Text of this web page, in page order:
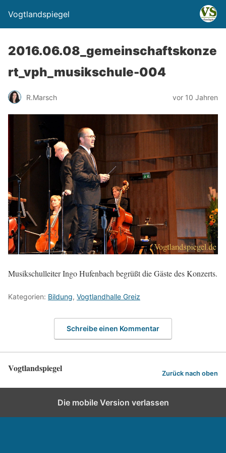
Vogtlandspiegel
2016.06.08_gemeinschaftskonze
rt_vph_musikschule-004
R.Marsch vor 10 Jahren
Musikschulleiter Ingo Hufenbach begrüßt die Gäste des Konzerts.
Kategorien: Bildung, Vogtlandhalle Greiz
Schreibe einen Kommentar
Vogtlandspiegel Zurück nach oben
Die mobile Version verlassen